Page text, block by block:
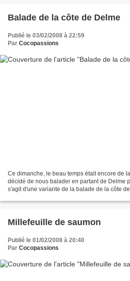
Balade de la côte de Delme
Publié le 03/02/2008 à 22:59
Par Cocopassions
Ce dimanche, le beau temps était encore de
décidé de nous balader en partant de Delme
s'agit d'une variante de la balade de la côte
Millefeuille de saumon
Publié le 01/02/2008 à 20:40
Par Cocopassions